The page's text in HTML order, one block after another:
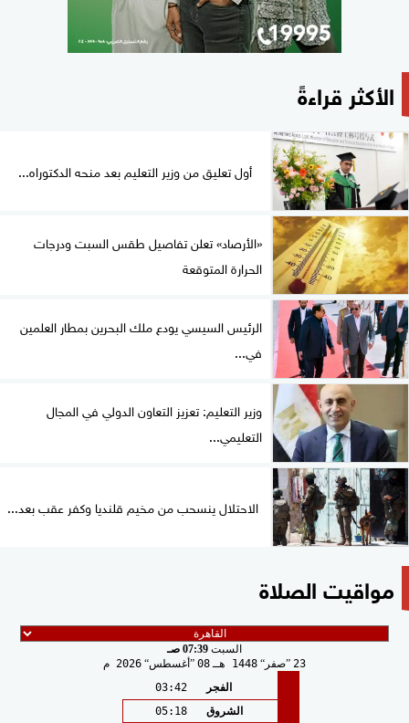
الأكثر قراءةً
أول تعليق من وزير التعليم بعد منحه الدكتوراه...
«الأرصاد» تعلن تفاصيل طقس السبت ودرجات
الحرارة المتوقعة
الرئيس السيسي يودع ملك البحرين بمطار العلمين
في...
وزير التعليم: تعزيز التعاون الدولي في المجال
التعليمي...
الاحتلال ينسحب من مخيم قلنديا وكفر عقب بعد...
مواقيت الصلاة
السبت 07:39 صـ
23 صفر 1448 هـ 08 أغسطس 2026 م
الفجر
03:42
الشروق
05:18